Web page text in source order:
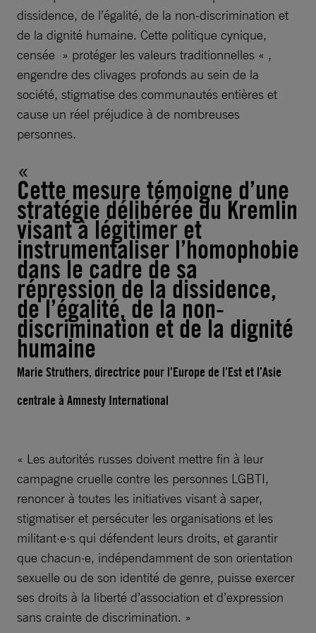
dissidence, de l’égalité, de la non-discrimination et
de la dignité humaine. Cette politique cynique,
censée » protéger les valeurs traditionnelles « ,
engendre des clivages profonds au sein de la
société, stigmatise des communautés entières et
cause un réel préjudice à de nombreuses
personnes.
Cette mesure témoigne d’une
stratégie délibérée du Kremlin
visant à légitimer et
instrumentaliser l’homophobie
dans le cadre de sa
répression de la dissidence,
de l’égalité, de la non-
discrimination et de la dignité
humaine
Marie Struthers, directrice pour l’Europe de l’Est et l’Asie
centrale à Amnesty International
« Les autorités russes doivent mettre fin à leur
campagne cruelle contre les personnes LGBTI,
renoncer à toutes les initiatives visant à saper,
stigmatiser et persécuter les organisations et les
militant·e·s qui défendent leurs droits, et garantir
que chacun·e, indépendamment de son orientation
sexuelle ou de son identité de genre, puisse exercer
ses droits à la liberté d’association et d’expression
sans crainte de discrimination. »